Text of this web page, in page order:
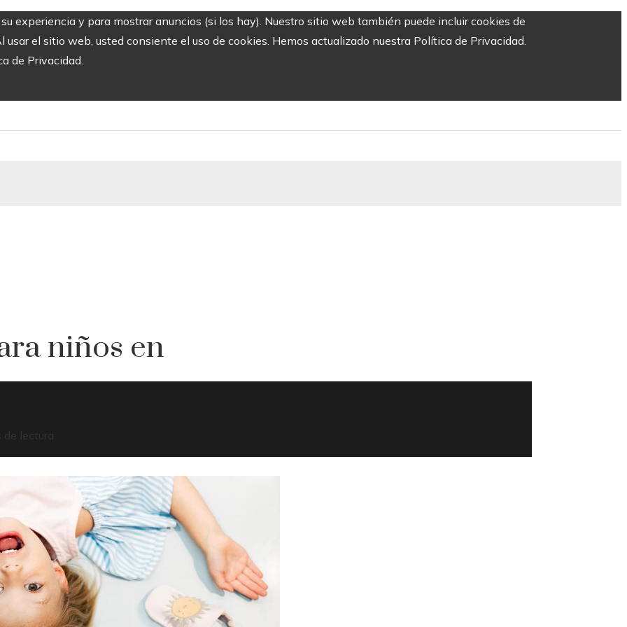
experiencia y para mostrar anuncios (si los hay). Nuestro sitio web también puede incluir cookies de
el sitio web, usted consiente el uso de cookies. Hemos actualizado nuestra Política de Privacidad.
de Privacidad.
niños en
de lectura